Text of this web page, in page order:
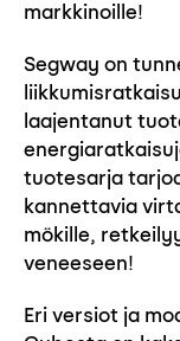
markkinoille!
Segway on
laajentanut
tuotesarja
kannettavia
mökille,
veneeseen!
Eri versiot ja